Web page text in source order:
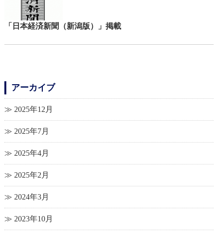
「日本経済新聞（新潟版）」掲載
アーカイブ
2025年12月
2025年7月
2025年4月
2025年2月
2024年3月
2023年10月